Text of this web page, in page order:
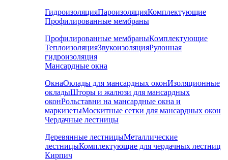
ГидроизоляцияПароизоляцияКомплектующие
Профилированные мембраны
Профилированные мембраныКомплектующие
ТеплоизоляцияЗвукоизоляцияРулонная
гидроизоляция
Мансардные окна
ОкнаОклады для мансардных оконИзоляционные
окладыШторы и жалюзи для мансардных
оконРольставни на мансардные окна и
маркизетыМоскитные сетки для мансардных окон
Чердачные лестницы
Деревянные лестницыМеталлические
лестницыКомплектующие для чердачных лестниц
Кирпич